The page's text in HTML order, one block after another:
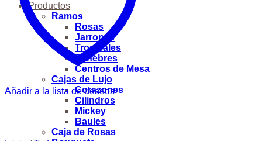
Productos
Ramos
Rosas
Jarrones
Tropicales
Fúnebres
Centros de Mesa
Cajas de Lujo
Corazones
Cilindros
Mickey
Baules
Caja de Rosas
Añadir a la lista de deseos